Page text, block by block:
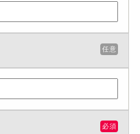
任意
必須